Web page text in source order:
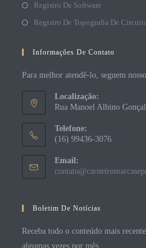
Registro De Software
Registro De Topografia De
Informações De Contato
Para melhor atendê-lo, seguem
Localização:
Rua Manoel Albino
Telefone:
(16) 99436-3076
Email:
Boletim De Notícias
Receba todo o conteúdo mais
algumas vezes por mês.